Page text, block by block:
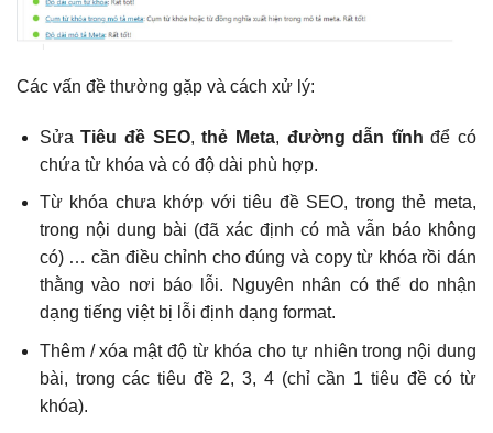
Các vấn đề thường gặp và cách xử lý:
SửaTiêu đề SEO,thẻ Meta, đường dẫn tĩnh để có
chứa từ khóa và có độ dài phù hợp.
Từ khóa chưa khớp với tiêu đề SEO, trong thẻ meta,
trong nội dung bài (đã xác định có mà vẫn báo không
có) … cần điều chỉnh cho đúng và copy từ khóa rồi dán
thằng vào nơi báo lỗi. Nguyên nhân có thể do nhận
dạng tiếng việt bị lỗi định dạng format.
Thêm / xóa mật độ từ khóa cho tự nhiên trong nội dung
bài, trong các tiêu đề 2, 3, 4 (chỉ cần 1 tiêu đề có từ
khóa).